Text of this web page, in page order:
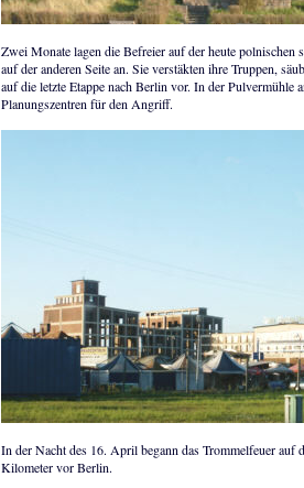
Zwei Monate lagen die Befreier auf der heute polnischen
auf der anderen Seite an. Sie verstäkten ihre Truppen,
auf die letzte Etappe nach Berlin vor. In der Pulvermühle
Planungszentren für den Angriff.
In der Nacht des 16. April begann das Trommelfeuer auf
Kilometer vor Berlin.